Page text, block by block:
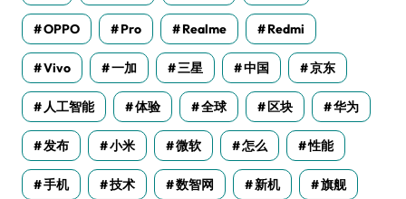
OPPO Pro Realme Redmi
Vivo 一加 三星 中国 京东
人工智能 体验 全球 区块 华为
发布 小米 微软 怎么 性能
手机 技术 数智网 新机 旗舰